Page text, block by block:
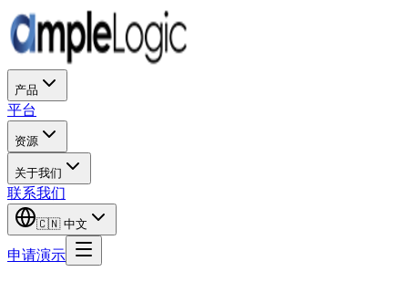
产品
平台
资源
关于我们
联系我们
🇨🇳 中文
申请演示